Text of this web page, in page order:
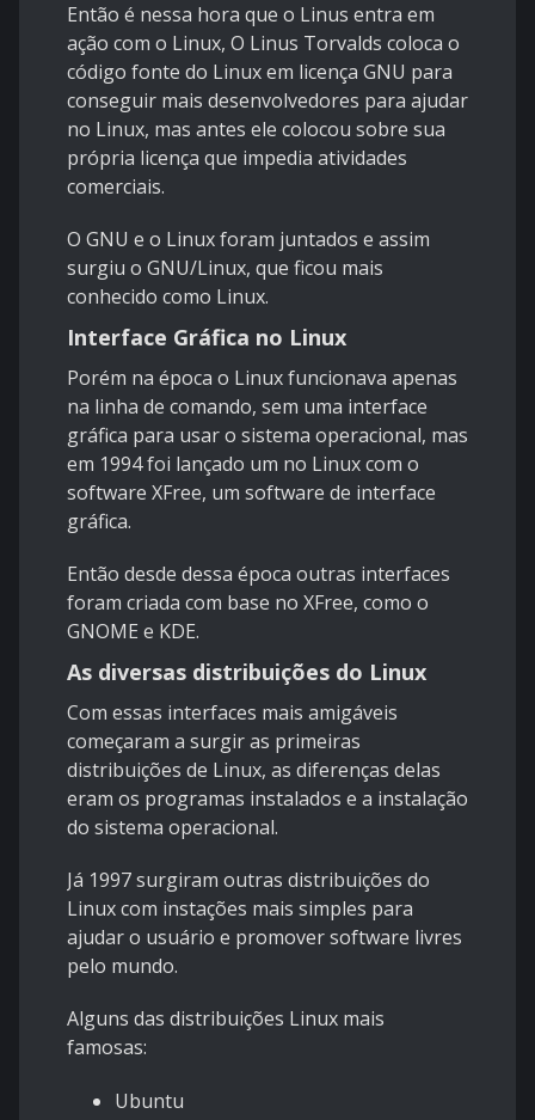
Então é nessa hora que o Linus entra em
ação com o Linux, O Linus Torvalds coloca o
código fonte do Linux em licença GNU para
conseguir mais desenvolvedores para ajudar
no Linux, mas antes ele colocou sobre sua
própria licença que impedia atividades
comerciais.
O GNU e o Linux foram juntados e assim
surgiu o GNU/Linux, que ficou mais
conhecido como Linux.
Interface Gráfica no Linux
Porém na época o Linux funcionava apenas
na linha de comando, sem uma interface
gráfica para usar o sistema operacional, mas
em 1994 foi lançado um no Linux com o
software XFree, um software de interface
gráfica.
Então desde dessa época outras interfaces
foram criada com base no XFree, como o
GNOME e KDE.
As diversas distribuições do Linux
Com essas interfaces mais amigáveis
começaram a surgir as primeiras
distribuições de Linux, as diferenças delas
eram os programas instalados e a instalação
do sistema operacional.
Já 1997 surgiram outras distribuições do
Linux com instações mais simples para
ajudar o usuário e promover software livres
pelo mundo.
Alguns das distribuições Linux mais
famosas:
Ubuntu